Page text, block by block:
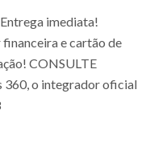
imediata!
e cartão de
CONSULTE
360, o integrador oficial